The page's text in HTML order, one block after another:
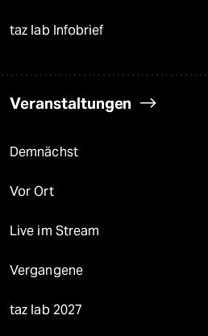
taz lab Infobrief
Veranstaltungen
Demnächst
Vor Ort
Live im Stream
Vergangene
taz lab 2027